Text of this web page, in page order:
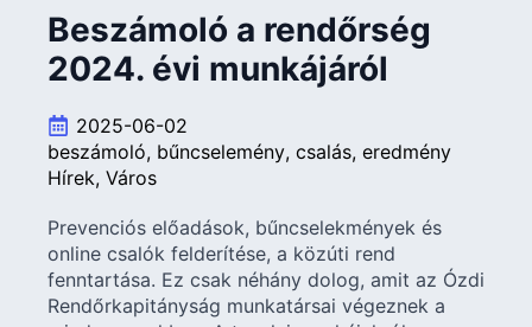
Beszámoló a rendőrség
2024. évi munkájáról
2025-06-02
beszámoló bűncselemény csalás eredmény
Hírek Város
Prevenciós előadások, bűncselekmények és
online csalók felderítése, a közúti rend
fenntartása. Ez csak néhány dolog, amit az Ózdi
Rendőrkapitányság munkatársai végeznek a